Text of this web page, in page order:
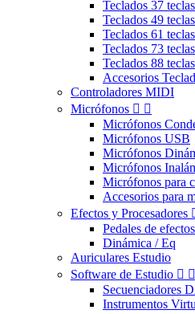
Teclados 37 teclas
Teclados 49 teclas
Teclados 61 teclas
Teclados 73 teclas
Teclados 88 teclas
Accesorios
Controladores MIDI
Micrófonos  
Micrófonos
Micrófonos USB
Micrófonos
Micrófonos
Micrófonos para
Accesorios para
Efectos y Procesadores
Pedales de efectos
Dinámica / Eq
Auriculares Estudio
Software de Estudio  
Secuenciadores
Instrumentos